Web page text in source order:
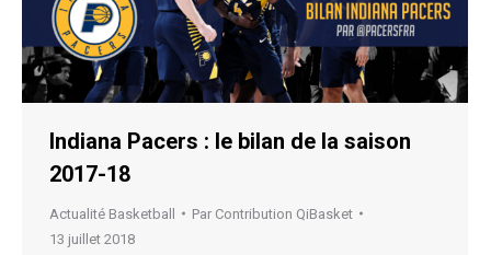
Indiana Pacers : le bilan de la saison
2017-18
Actualité Basketball Par Contribution QiBasket
13 juillet 2018